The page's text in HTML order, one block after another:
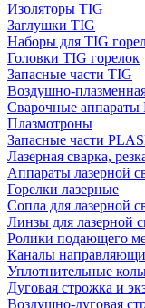
Изоляторы TIG
Заглушки TIG
Наборы для TIG
Головки TIG горелок
Запасные части TIG
Воздушно-
Сварочные
Плазмотроны
Запасные части
Лазерная сварка,
Аппараты лазерной
Горелки лазерные
Сопла для лазерной
Линзы для лазерной
Ролики подающего
Каналы
Уплотнительные
Дуговая строжка и
Воздушно-дуговая